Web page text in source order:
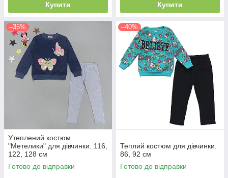
Купити Купити
–35%
Утеплений костюм
"Метелики" для дівчинки. 116,
122, 128 см
Готово до відправки
–40%
Теплий костюм для дівчинки.
86, 92 см
Готово до відправки